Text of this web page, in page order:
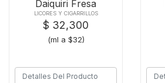
Daiquiri Fresa
X1000ml
LICORES Y CIGARRILLOS
$ 32,300
(ml a $32)